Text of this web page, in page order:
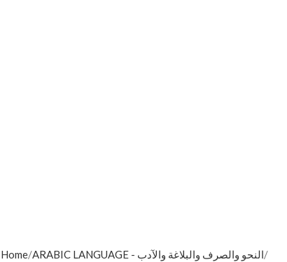
Home
ARABIC LANGUAGE - النحو والصرف والبلاغة والآدب